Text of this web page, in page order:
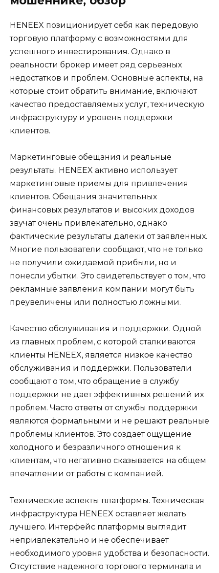
HENEEX позиционирует себя как передовую
торговую платформу с возможностями для
успешного инвестирования. Однако в
реальности брокер имеет ряд серьезных
недостатков и проблем. Основные аспекты, на
которые стоит обратить внимание, включают
качество предоставляемых услуг, техническую
инфраструктуру и уровень поддержки
клиентов.
Маркетинговые обещания и реальные
результаты. HENEEX активно использует
маркетинговые приемы для привлечения
клиентов. Обещания значительных
финансовых результатов и высоких доходов
звучат очень привлекательно, однако
фактические результаты далеки от заявленных.
Многие пользователи сообщают, что не только
не получили ожидаемой прибыли, но и
понесли убытки. Это свидетельствует о том, что
рекламные заявления компании могут быть
преувеличены или полностью ложными.
Качество обслуживания и поддержки. Одной
из главных проблем, с которой сталкиваются
клиенты HENEEX, является низкое качество
обслуживания и поддержки. Пользователи
сообщают о том, что обращение в службу
поддержки не дает эффективных решений их
проблем. Часто ответы от службы поддержки
являются формальными и не решают реальные
проблемы клиентов. Это создает ощущение
холодного и безразличного отношения к
клиентам, что негативно сказывается на общем
впечатлении от работы с компанией.
Технические аспекты платформы. Техническая
инфраструктура HENEEX оставляет желать
лучшего. Интерфейс платформы выглядит
непривлекательно и не обеспечивает
необходимого уровня удобства и безопасности.
Отсутствие надежного торгового терминала и